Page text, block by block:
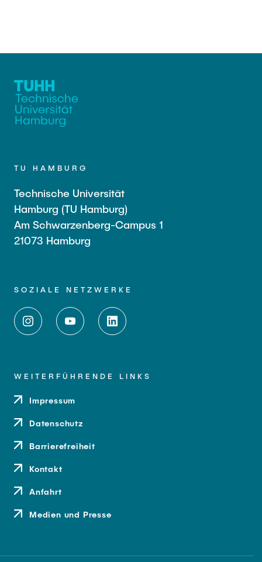
TU HAMBURG
Technische Universität
Hamburg (TU Hamburg)
Am Schwarzenberg-Campus 1
21073 Hamburg
SOZIALE NETZWERKE
WEITERFÜHRENDE LINKS
Impressum
Datenschutz
Barrierefreiheit
Kontakt
Anfahrt
Medien und Presse